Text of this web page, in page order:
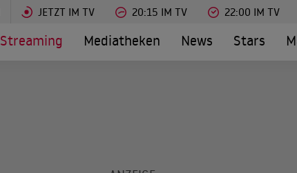
JETZT IM TV 20:15 IM TV 22:00 IM TV
Streaming Mediatheken News Stars